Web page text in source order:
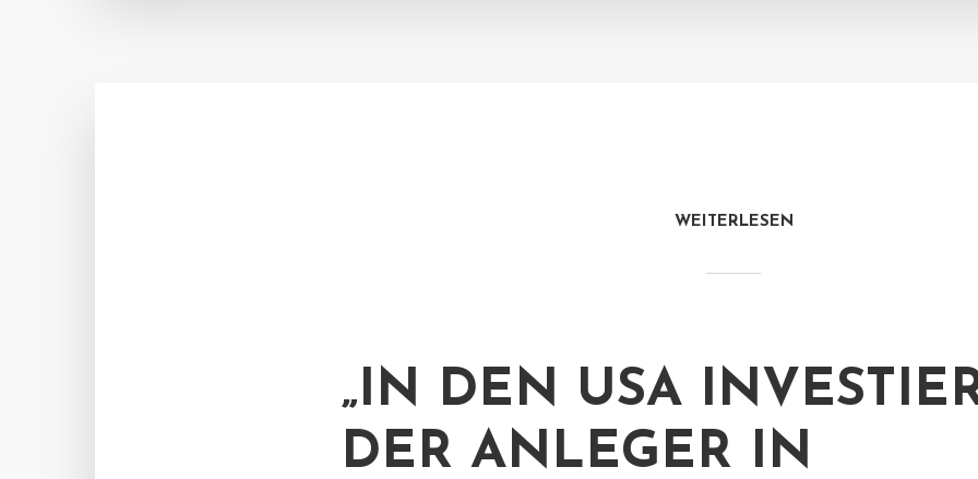
WEITERLESEN
„IN DEN USA
DER ANLEGER IN